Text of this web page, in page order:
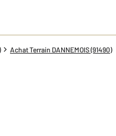
Achat Terrain DANNEMOIS (91490)